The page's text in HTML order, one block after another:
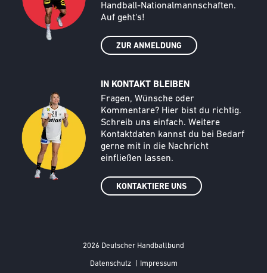
Handball-Nationalmannschaften.
Auf geht‘s!
ZUR ANMELDUNG
Call to action image
IN KONTAKT BLEIBEN
Text
Fragen, Wünsche oder
Kommentare? Hier bist du richtig.
Schreib uns einfach. Weitere
Kontaktdaten kannst du bei Bedarf
gerne mit in die Nachricht
einfließen lassen.
KONTAKTIERE UNS
2026 Deutscher Handballbund
Datenschutz Impressum